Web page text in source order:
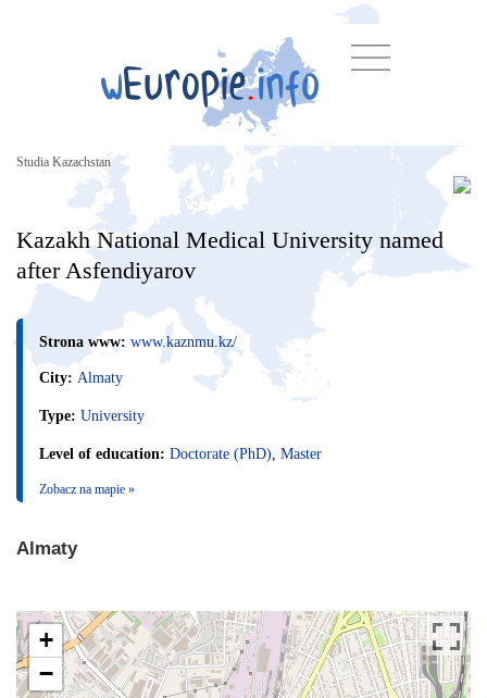
Studia Kazachstan
Kazakh National Medical University named
after Asfendiyarov
Strona www: www.kaznmu.kz/
City: Almaty
Type: University
Level of education: Doctorate (PhD), Master
Zobacz na mapie »
Almaty
+
−